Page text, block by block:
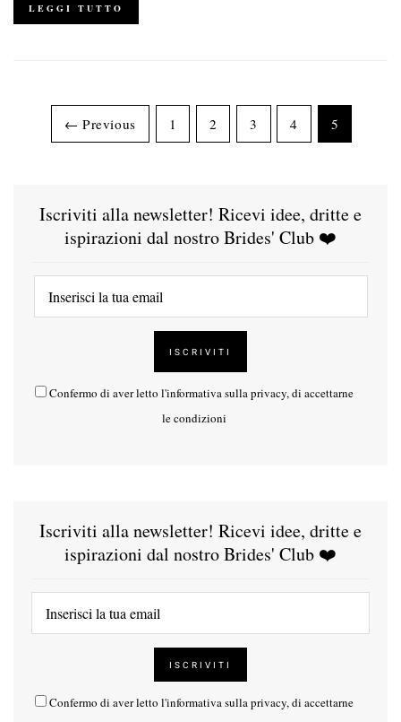
LEGGI TUTTO
← Previous 1 2 3 4 5
Iscriviti alla newsletter! Ricevi idee, dritte e
ispirazioni dal nostro Brides' Club ❤️
Confermo di aver letto l'informativa sulla privacy, di accettarne
le condizioni
Iscriviti alla newsletter! Ricevi idee, dritte e
ispirazioni dal nostro Brides' Club ❤️
Confermo di aver letto l'informativa sulla privacy, di accettarne